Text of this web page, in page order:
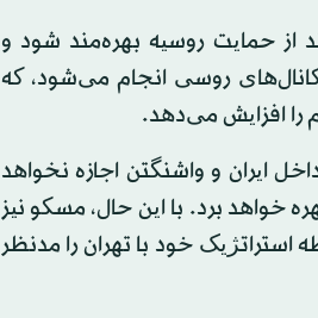
از حمایت روسیه بهره‌مند شود و
روسی انجام می‌شود، که
را افزایش می‌دهد.
ایران و واشنگتن اجازه نخواهد
خواهد برد. با این حال، مسکو نیز
استراتژیک خود با تهران را مدنظر